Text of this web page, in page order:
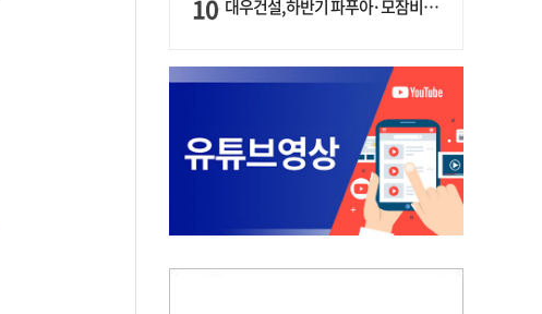
대우건설, 하반기 파푸아·모잠비크 LNG 플랜트 수주 가시권…수주목표 27조로 샹향